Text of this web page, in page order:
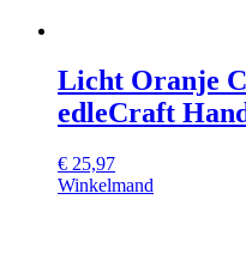
Licht Oranje
edleCraft
€ 25,97
Winkelmand